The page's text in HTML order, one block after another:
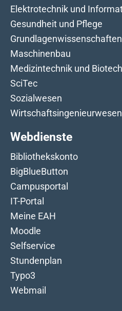
Elektrotechnik und
Gesundheit und Pflege
Grundlagenwissenschaften
Maschinenbau
Medizintechnik und
SciTec
Sozialwesen
Wirtschaftsingenieurwesen
Webdienste
Bibliothekskonto
BigBlueButton
Campusportal
IT-Portal
Meine EAH
Moodle
Selfservice
Stundenplan
Typo3
Webmail